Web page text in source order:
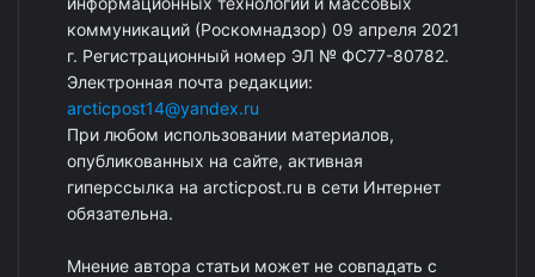
коммуникаций (Роскомнадзор) 09 апреля 2021
г. Регистрационный номер ЭЛ № ФС77-80782.
Электронная почта редакции:
arcticpost14@yandex.ru
При любом использовании материалов,
опубликованных на сайте, активная
гиперссылка на arcticpost.ru в сети Интернет
обязательна.
Мнение автора статьи может не совпадать с